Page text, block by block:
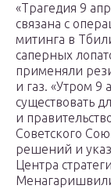
«Трагедия 9
связана с
митинга в
саперных
применяли
и газ. «Утром 9
существовать
и
Советского
решений и
Центра